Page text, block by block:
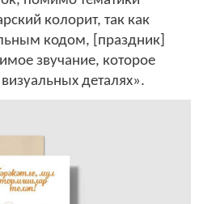
колорит, так как
кодом, [праздник]
звучание, которое
деталях».